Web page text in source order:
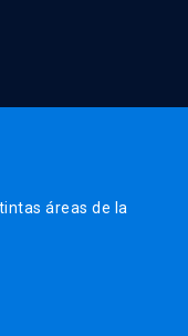
áreas de la